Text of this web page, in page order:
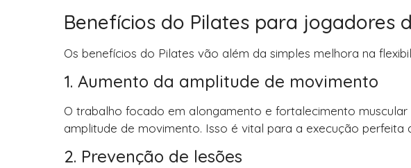
Benefícios do Pilates para jogadores
Os benefícios do Pilates vão além da simples melhora na
1. Aumento da amplitude de movimento
O trabalho focado em alongamento e fortalecimento
amplitude de movimento. Isso é vital para a execução perfeita
2. Prevenção de lesões